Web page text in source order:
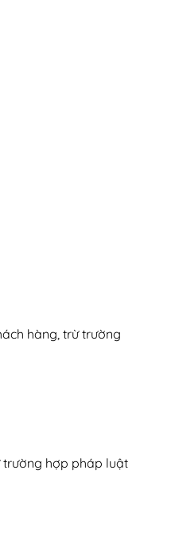
hàng, trừ trường
trường hợp pháp luật